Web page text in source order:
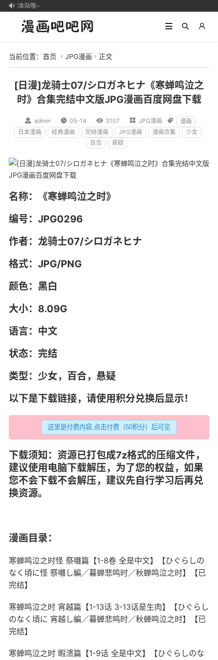

收藏本站哦~
当前位置： 首页  JPG漫画  正文
[日漫]龙骑士07/シロガネヒナ《寒蝉鸣泣之
时》合集完结中文版JPG漫画百度网盘下载
 admin  05-14  3107  JPG漫画 
漫画
日本漫画
经典漫画 完结漫画 JPG漫画 漫画合集
少女
百合
悬疑
名称：《寒蝉鸣泣之时》
编号：JPG0296
作者： 龙骑士07/シロガネヒナ
格式：JPG/PNG
颜色：黑白
大小：8.09G
语言：中文
状态：完结
类型： 少女， 百合， 悬疑
以下是下载链接，请使用积分兑换后显示！
下载须知：资源已打包成7z格式的压缩文件，
建议使用电脑下载解压，为了您的权益，如果
您不会下载不会解压，建议先自行学习后再兑
换资源。
漫画 目录：
寒蝉鸣泣之时怪 祭囃篇【1-8卷 全是中文】【ひぐらしの
なく頃に怪 祭囃し編／暮蝉悲鸣时／秋蝉鸣泣之时】【已
完结】
寒蝉鸣泣之时 宵越篇【1-13话 3-13话是生肉】【ひぐらし
のなく頃に 宵越し編／暮蝉悲鸣时／秋蝉鸣泣之时】【已
完结】
寒蝉鸣泣之时 暇溃篇【1-9话 全是中文】【ひぐらしのな